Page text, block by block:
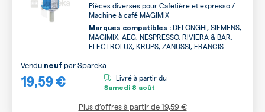
Pièces diverses pour Cafetière et expresso /
Machine à café MAGIMIX
Marques compatibles : DELONGHI, SIEMENS,
MAGIMIX, AEG, NESPRESSO, RIVIERA & BAR,
ELECTROLUX, KRUPS, ZANUSSI, FRANCIS
19,59 €
Vendu neuf parSpareka
Livré à partir du
Samedi 8 août
Plus d’offres à partir de19,59 €